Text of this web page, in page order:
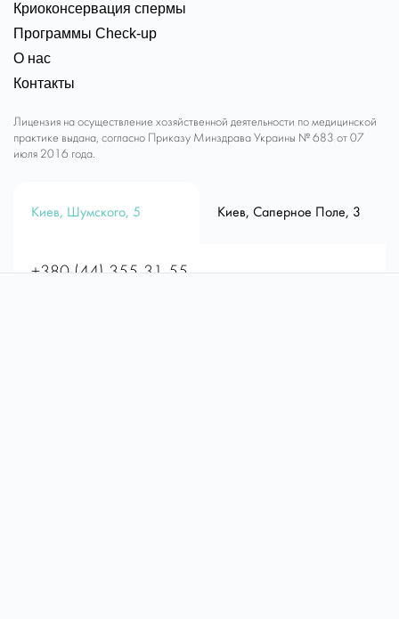
Криоконсервация спермы
Программы Check-up
О нас
Контакты
Лицензия на осуществление хозяйственной деятельности по медицинской
практике выдана, согласно Приказу Минздрава Украины № 683 от 07
июля 2016 года.
Киев, Шумского, 5 Киев, Саперное Поле, 3
+380 (44) 355-31-55